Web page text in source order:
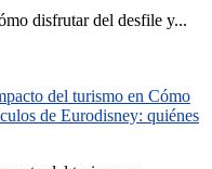
disfrutar del desfile y...
del turismo en Cómo
de Eurodisney: quiénes